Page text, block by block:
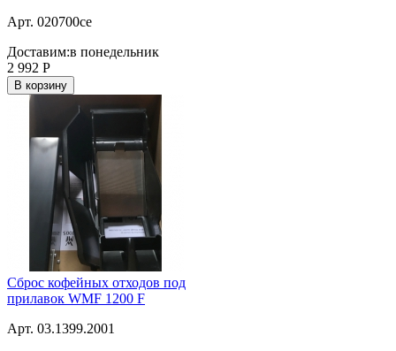
Арт. 020700ce
Доставим:в понедельник
2 992 Р
В корзину
Сброс кофейных отходов под
прилавок WMF 1200 F
Арт. 03.1399.2001